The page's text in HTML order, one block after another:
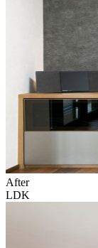
After
LDK